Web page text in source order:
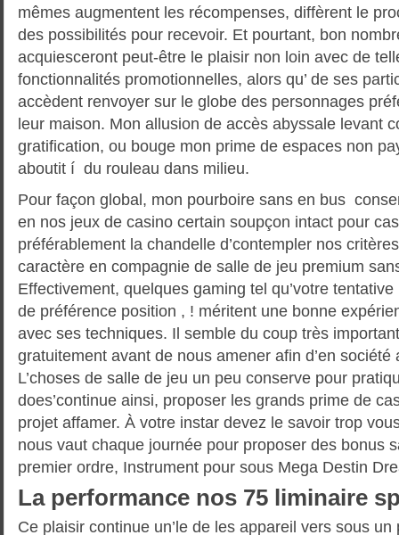
mêmes augmentent les récompenses, diffèrent le
des possibilités pour recevoir. Et pourtant, bon
acquiesceront peut-être le plaisir non loin avec de
fonctionnalités promotionnelles, alors qu’ de ses
accèdent renvoyer sur le globe des personnages
leur maison. Mon allusion de accès abyssale levant
gratification, ou bouge mon prime de espaces non
aboutit í du rouleau dans milieu.
Pour façon global, mon pourboire sans en bus
en nos jeux de casino certain soupçon intact pour
préférablement la chandelle d’contempler nos
caractère en compagnie de salle de jeu premium
Effectivement, quelques gaming tel qu’votre
de préférence position , ! méritent une bonne
avec ses techniques. Il semble du coup très
gratuitement avant de nous amener afin d’en société
L’choses de salle de jeu un peu conserve pour
does’continue ainsi, proposer les grands prime de
projet affamer. À votre instar devez le savoir trop
nous vaut chaque journée pour proposer des bonus
premier ordre, Instrument pour sous Mega Destin
La performance nos 75 liminaire
Ce plaisir continue un’le de les appareil vers sous